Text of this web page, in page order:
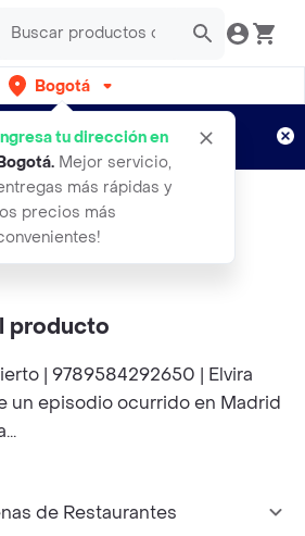
Bogotá
tu dirección en
. Mejor servicio,
más rápidas y
precios más
gratis por semanas
Aplican TyC
producto
| 9789584292650 | Elvira
un episodio ocurrido en Madrid
de Restaurantes